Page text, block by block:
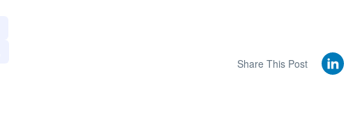
Share This Post